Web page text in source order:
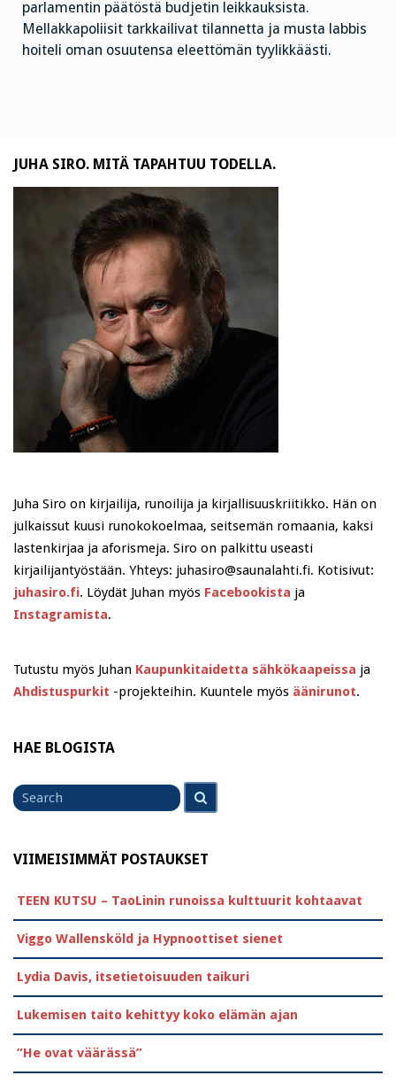
parlamentin päätöstä budjetin leikkauksista.
Mellakkapoliisit tarkkailivat tilannetta ja musta labbis
hoiteli oman osuutensa eleettömän tyylikkäästi.
JUHA SIRO. MITÄ TAPAHTUU TODELLA.
Juha Siro on kirjailija, runoilija ja kirjallisuuskriitikko. Hän on
julkaissut kuusi runokokoelmaa, seitsemän romaania, kaksi
lastenkirjaa ja aforismeja. Siro on palkittu useasti
kirjailijantyöstään. Yhteys: juhasiro@saunalahti.fi. Kotisivut:
juhasiro.fi. Löydät Juhan myös Facebookista ja
Instagramista.
Tutustu myös Juhan Kaupunkitaidetta sähkökaapeissa ja
Ahdistuspurkit -projekteihin. Kuuntele myös äänirunot.
HAE BLOGISTA
Search
for
VIIMEISIMMÄT POSTAUKSET
TEEN KUTSU – TaoLinin runoissa kulttuurit kohtaavat
Viggo Wallensköld ja Hypnoottiset sienet
Lydia Davis, itsetietoisuuden taikuri
Lukemisen taito kehittyy koko elämän ajan
”He ovat väärässä”